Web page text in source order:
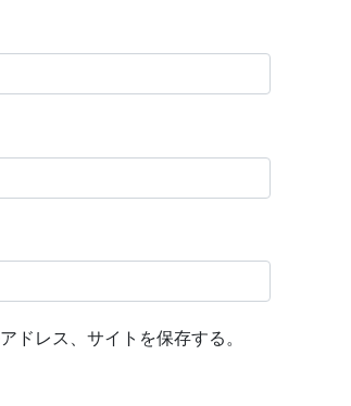
ドレス、サイトを保存する。